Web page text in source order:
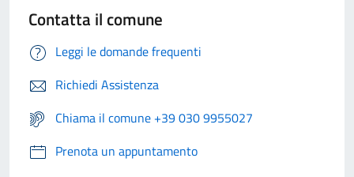
Contatta il comune
Leggi le domande frequenti
Richiedi Assistenza
Chiama il comune +39 030 9955027
Prenota un appuntamento